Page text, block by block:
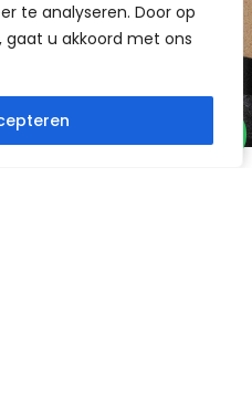
te analyseren. Door op
gaat u akkoord met ons